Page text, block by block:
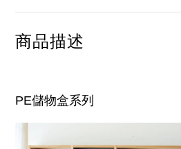
商品描述
PE儲物盒系列